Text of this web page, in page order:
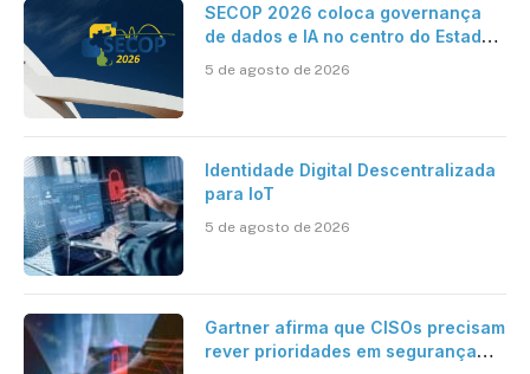
SECOP 2026 coloca governança
de dados e IA no centro do Estado
5 de agosto de 2026
Identidade Digital Descentralizada
para IoT
5 de agosto de 2026
Gartner afirma que CISOs precisam
rever prioridades em segurança